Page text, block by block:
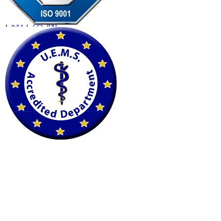
1010 Wien
T +43 1 225 200
+43 1 225 200 22
petscan@imaging.at